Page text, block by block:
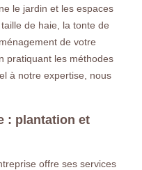
le jardin et les espaces
de haie, la tonte de
de votre
pratiquant les méthodes
à notre expertise, nous
: plantation et
offre ses services